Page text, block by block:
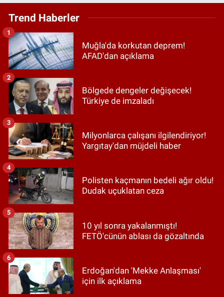
Trend Haberler
Muğla'da korkutan deprem!
AFAD'dan açıklama
1
Bölgede dengeler değişecek!
Türkiye de imzaladı
2
Milyonlarca çalışanı ilgilendiriyor!
Yargıtay'dan müjdeli haber
3
Polisten kaçmanın bedeli ağır oldu!
Dudak uçuklatan ceza
4
10 yıl sonra yakalanmıştı!
FETÖ'cünün ablası da gözaltında
5
Erdoğan'dan 'Mekke Anlaşması'
için ilk açıklama
6